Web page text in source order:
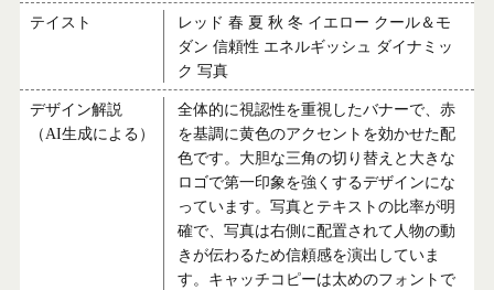
テイスト
レッド 春 夏 秋 冬 イエロー クール＆モ
ダン 信頼性 エネルギッシュ ダイナミッ
ク 写真
デザイン解説
（AI生成による）
全体的に視認性を重視したバナーで、赤
を基調に黄色のアクセントを効かせた配
色です。大胆な三角の切り替えと大きな
ロゴで第一印象を強くするデザインにな
っています。写真とテキストの比率が明
確で、写真は右側に配置されて人物の動
きが伝わるため信頼感を演出していま
す。キャッチコピーは太めのフォントで